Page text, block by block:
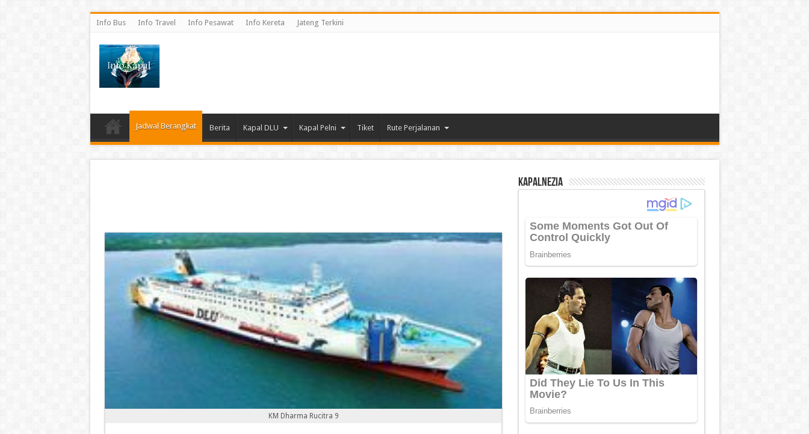
Info Bus Info Travel Info Pesawat Info Kereta Jateng Terkini
Jadwal Berangkat Berita Kapal DLU Kapal Pelni Tiket Rute Perjalanan
KM Dharma Rucitra 9
Kapalnezia